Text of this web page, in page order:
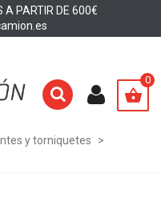
A PARTIR DE 600€
0
y torniquetes
>